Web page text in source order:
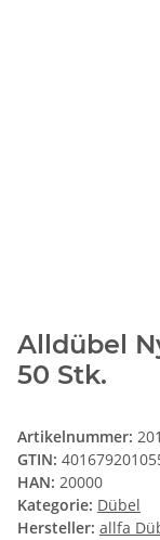
Alldübel
50 Stk.
Artikelnummer:
GTIN:
HAN: 20000
Kategorie: Dübel
Hersteller: allfa